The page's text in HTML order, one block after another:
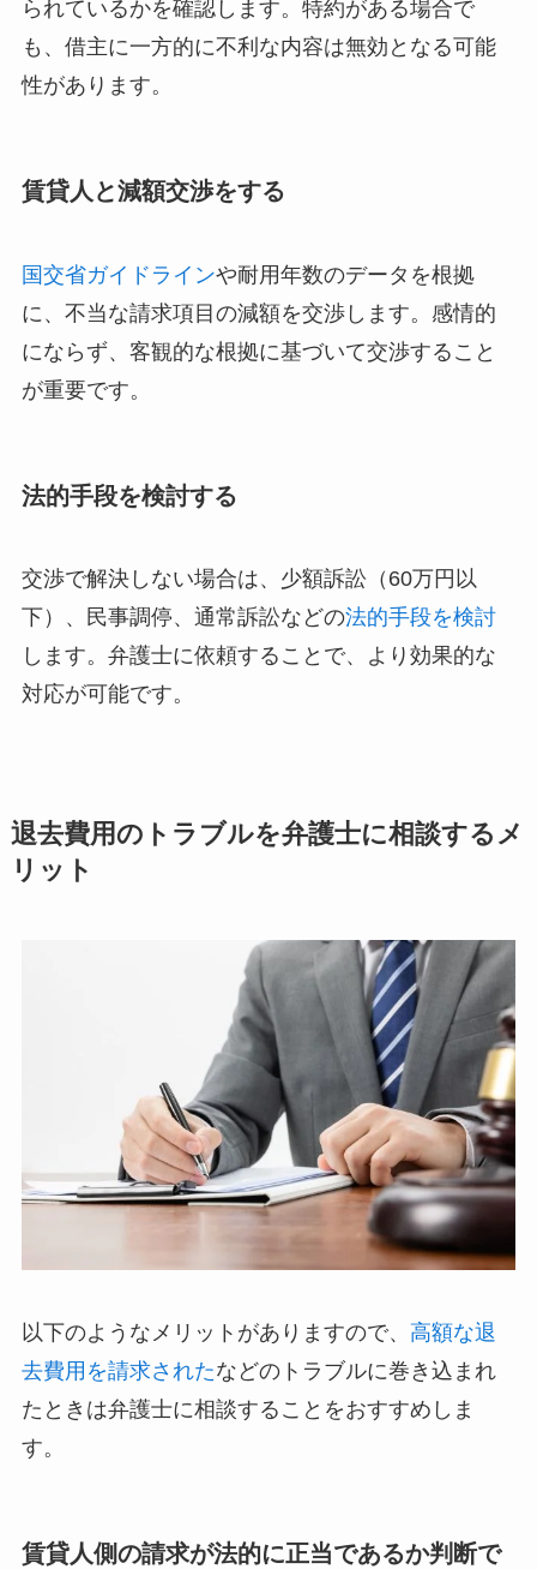
られているかを確認します。特約がある場合で
も、借主に一方的に不利な内容は無効となる可能
性があります。
賃貸人と減額交渉をする
国交省ガイドラインや耐用年数のデータを根拠
に、不当な請求項目の減額を交渉します。感情的
にならず、客観的な根拠に基づいて交渉すること
が重要です。
法的手段を検討する
交渉で解決しない場合は、少額訴訟（60万円以
下）、民事調停、通常訴訟などの法的手段を検討
します。弁護士に依頼することで、より効果的な
対応が可能です。
退去費用のトラブルを弁護士に相談するメ
リット
以下のようなメリットがありますので、 高額な退
去費用を請求されたなどのトラブルに巻き込まれ
たときは弁護士に相談することをおすすめしま
す。
賃貸人側の請求が法的に正当であるか判断で